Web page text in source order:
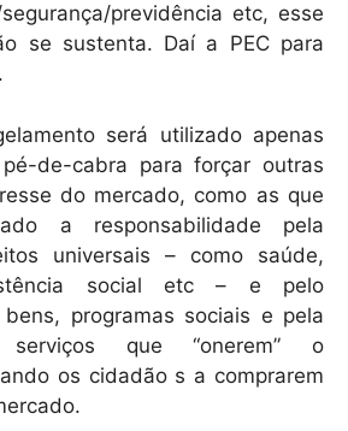
previdência etc, esse
se sustenta. Daí a PEC para
será utilizado apenas
de-cabra para forçar outras
do mercado, como as que
a responsabilidade pela
universais – como saúde,
social etc – e pelo
programas sociais e pela
que “onerem” o
os cidadão s a comprarem